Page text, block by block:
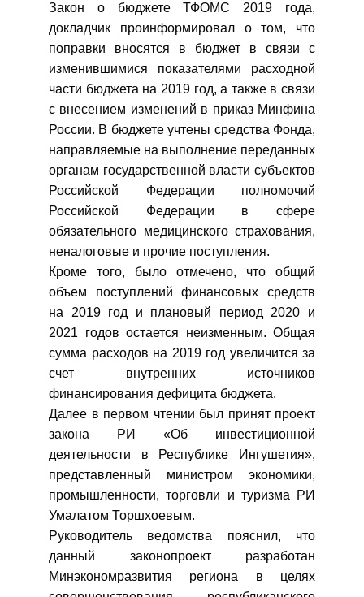
Закон о бюджете ТФОМС 2019 года,
докладчик проинформировал о том, что
поправки вносятся в бюджет в связи с
изменившимися показателями расходной
части бюджета на 2019 год, а также в связи
с внесением изменений в приказ Минфина
России. В бюджете учтены средства Фонда,
направляемые на выполнение переданных
органам государственной власти субъектов
Российской Федерации полномочий
Российской Федерации в сфере
обязательного медицинского страхования,
неналоговые и прочие поступления.
Кроме того, было отмечено, что общий
объем поступлений финансовых средств
на 2019 год и плановый период 2020 и
2021 годов остается неизменным. Общая
сумма расходов на 2019 год увеличится за
счет внутренних источников
финансирования дефицита бюджета.
Далее в первом чтении был принят проект
закона РИ «Об инвестиционной
деятельности в Республике Ингушетия»,
представленный министром экономики,
промышленности, торговли и туризма РИ
Умалатом Торшхоевым.
Руководитель ведомства пояснил, что
данный законопроект разработан
Минэкономразвития региона в целях